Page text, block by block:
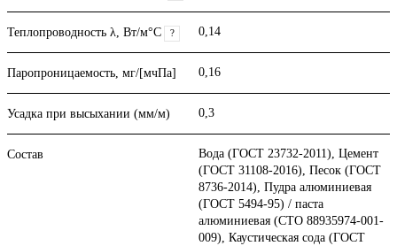
Теплопроводность λ, Вт/м°С ? 0,14
Паропроницаемость, мг/[мчПа] 0,16
Усадка при высыхании (мм/м) 0,3
Состав
Вода (ГОСТ 23732-2011), Цемент
(ГОСТ 31108-2016), Песок (ГОСТ
8736-2014), Пудра алюминиевая
(ГОСТ 5494-95) / паста
алюминиевая (СТО 88935974-001-
009), Каустическая сода (ГОСТ